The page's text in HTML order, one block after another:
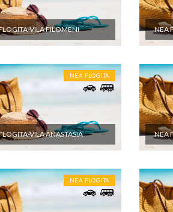
VILA FILOMENI NEA
NEA FLOGITA
VILA ANASTASIA NEA
NEA FLOGITA